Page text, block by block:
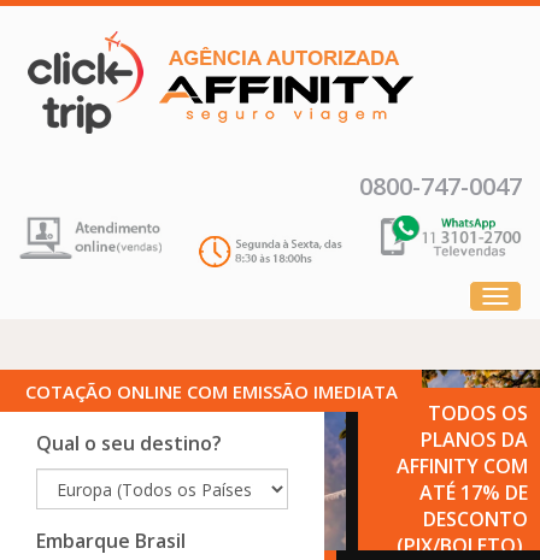
0800-747-0047
menu
COTAÇÃO ONLINE COM EMISSÃO IMEDIATA
Qual o seu destino?
Embarque Brasil
TODOS OS
PLANOS DA
AFFINITY COM
ATÉ 17% DE
DESCONTO
(PIX/BOLETO).